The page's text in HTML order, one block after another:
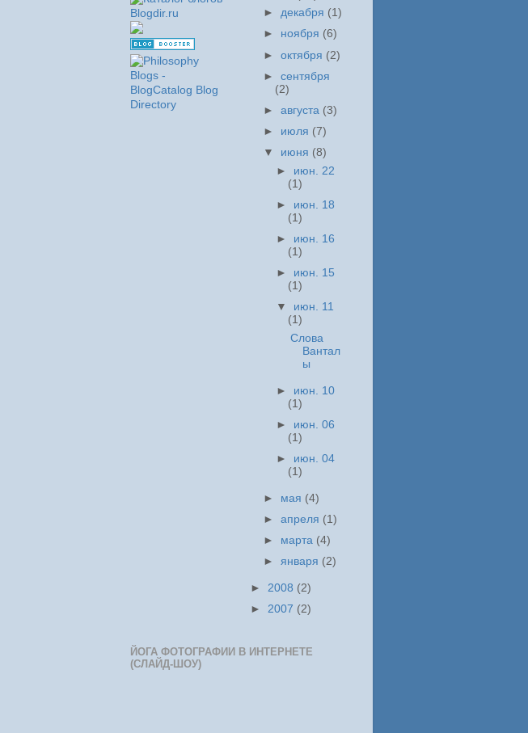
►декабря (1)
► ноября (6)
►октября (2)
►сентября
(2)
►августа (3)
► июля (7)
▼ июня (8)
► июн. 22
(1)
► июн. 18
(1)
► июн. 16
(1)
► июн. 15
(1)
▼ июн. 11
(1)
Слова
Вантал
ы
► июн. 10
(1)
► июн. 06
(1)
► июн. 04
(1)
► мая (4)
►апреля (1)
► марта (4)
►января (2)
► 2008 (2)
► 2007 (2)
ЙОГА ФОТОГРАФИИ В ИНТЕРНЕТЕ
(СЛАЙД-ШОУ)